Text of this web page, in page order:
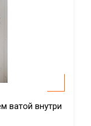
ватой внутри